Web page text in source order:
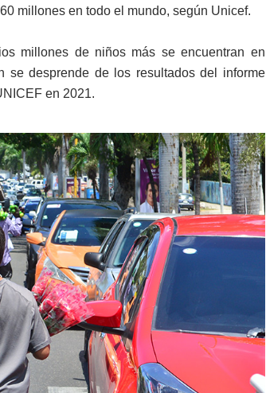
millones en todo el mundo, según Unicef.
millones de niños más se encuentran en
se desprende de los resultados del informe
en 2021.